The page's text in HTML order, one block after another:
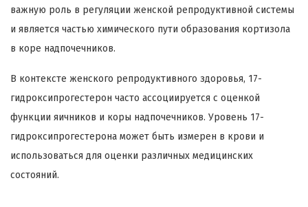
важную роль в регуляции женской репродуктивной системы
и является частью химического пути образования кортизола
в коре надпочечников.
В контексте женского репродуктивного здоровья, 17-
гидроксипрогестерон часто ассоциируется с оценкой
функции яичников и коры надпочечников. Уровень 17-
гидроксипрогестерона может быть измерен в крови и
использоваться для оценки различных медицинских
состояний.